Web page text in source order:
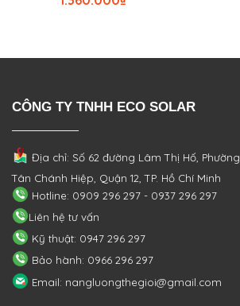
CÔNG TY TNHH ECO SOLAR
Địa chỉ: Số 62 đường Lâm Thị Hố, Phường
Tân Chánh Hiệp, Quận 12, TP. Hồ Chí Minh
Hotline: 0909 296 297 - 0937 296 297
Liên hệ tư vấn
Kỹ thuật: 0947 296 297
Bảo hành: 0966 296 297
Email: nangluongthegioi@gmail.com